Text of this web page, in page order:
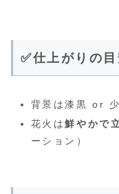
✅仕上がりの目
背景は漆黒 or
花火は鮮やかで
ーション）